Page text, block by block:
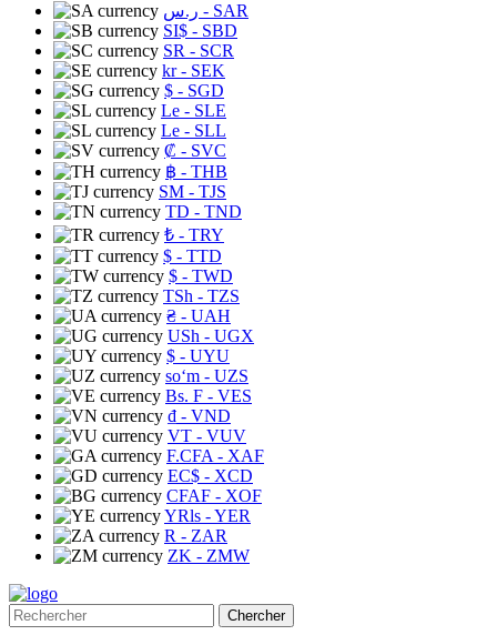
ر.س - SAR
SI$ - SBD
SR - SCR
kr- SEK
$ - SGD
Le - SLE
Le - SLL
₡ - SVC
฿ - THB
ЅМ - TJS
TD - TND
₺ - TRY
$ - TTD
$ - TWD
TSh - TZS
₴ - UAH
USh - UGX
$ - UYU
soʻm - UZS
Bs. F - VES
₫ - VND
VT - VUV
F.CFA - XAF
EC$ - XCD
CFAF - XOF
YRls - YER
R - ZAR
ZK - ZMW
Chercher